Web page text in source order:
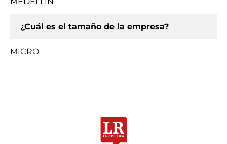
¿Cuál es el tamaño de la empresa?
MICRO